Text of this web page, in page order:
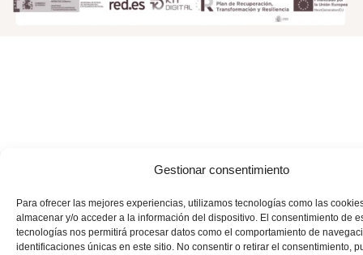
Gestionar consentimiento
Para ofrecer las mejores experiencias, utilizamos tecnologías como las
almacenar y/o acceder a la información del dispositivo. El consentimiento de
tecnologías nos permitirá procesar datos como el comportamiento de
identificaciones únicas en este sitio. No consentir o retirar el consentimiento,